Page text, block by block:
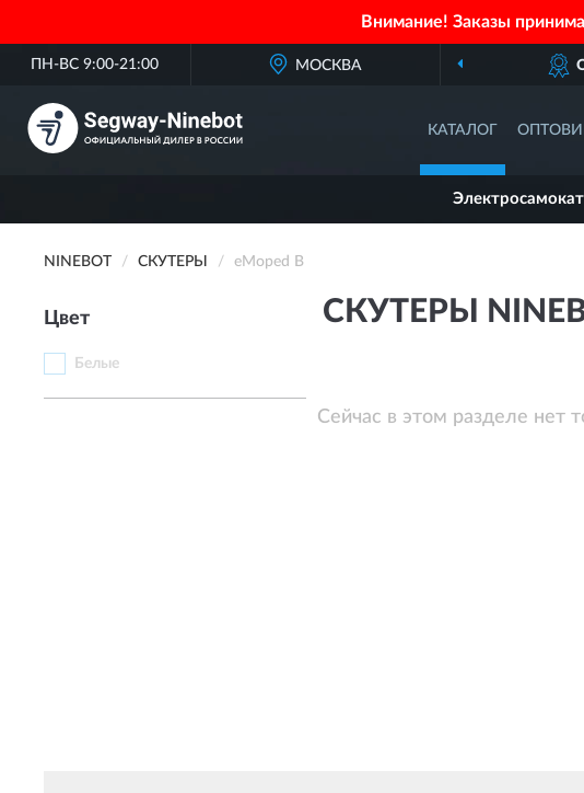
Внимание! Заказы
ПН-ВС 9:00-21:00 МОСКВА
КАТАЛОГ
NINEBOT СКУТЕРЫ eMoped B
Цвет
Белые
СКУТЕРЫ
Сейчас в этом разделе нет